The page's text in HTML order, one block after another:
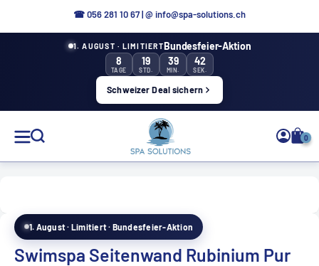
☎ 056 281 10 67|@ info@spa-solutions.ch
1. AUGUST · LIMITIERTBundesfeier-Aktion
8
TAGE
19
STD.
39
MIN.
41
SEK.
Schweizer Deal sichern
Solutions
0
1. August · Limitiert · Bundesfeier-Aktion
Swimspa Seitenwand Rubinium Pur